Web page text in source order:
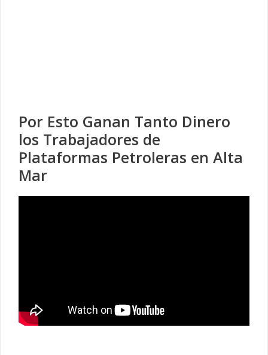
Por Esto Ganan Tanto Dinero
los Trabajadores de
Plataformas Petroleras en Alta
Mar